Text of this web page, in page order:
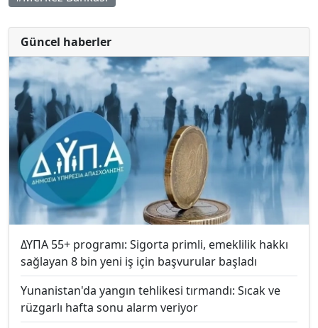
Güncel haberler
ΔΥΠΑ 55+ programı: Sigorta primli, emeklilik hakkı
sağlayan 8 bin yeni iş için başvurular başladı
Yunanistan'da yangın tehlikesi tırmandı: Sıcak ve
rüzgarlı hafta sonu alarm veriyor